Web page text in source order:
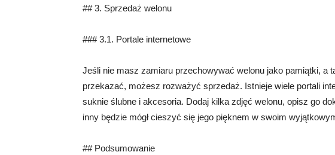
## 3. Sprzedaż welonu
### 3.1. Portale internetowe
Jeśli nie masz zamiaru przechowywać welonu jako pamiątki, a
przekazać, możesz rozważyć sprzedaż. Istnieje wiele portali
suknie ślubne i akcesoria. Dodaj kilka zdjęć welonu, opisz go
inny będzie mógł cieszyć się jego pięknem w swoim
## Podsumowanie